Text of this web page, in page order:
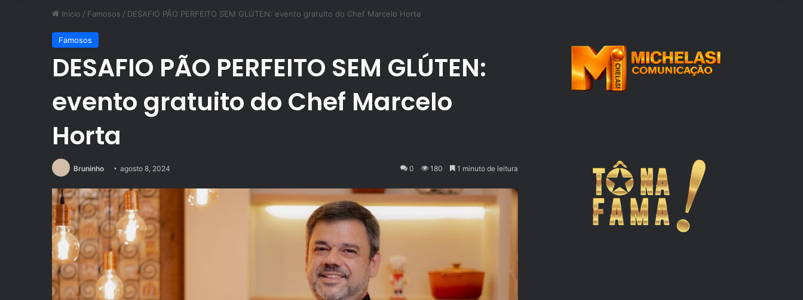
Início / Famosos / DESAFIO PÃO PERFEITO SEM GLÚTEN: evento gratuito do Chef Marcelo Horta
Famosos
DESAFIO PÃO PERFEITO SEM GLÚTEN:
evento gratuito do Chef Marcelo
Horta
Bruninho agosto 8, 2024 0 180 1 minuto de leitura